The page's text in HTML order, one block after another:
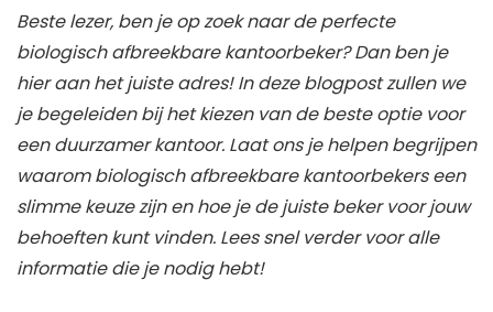
Beste lezer, ben je op zoek naar de perfecte
biologisch afbreekbare kantoorbeker? Dan ben je
hier aan het juiste adres! In deze blogpost zullen we
je begeleiden bij het kiezen van de beste optie voor
een duurzamer kantoor. Laat ons je helpen begrijpen
waarom biologisch afbreekbare kantoorbekers een
slimme keuze zijn en hoe je de juiste beker voor jouw
behoeften kunt vinden. Lees snel verder voor alle
informatie die je nodig hebt!